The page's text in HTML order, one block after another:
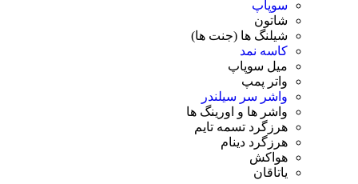
سوپاپ
شاتون
شیلنگ ها (جنت ها)
کاسه نمد
میل سوپاپ
واتر پمپ
واشر سر سیلندر
واشر ها و اورینگ ها
هرزگرد تسمه تایم
هرزگرد دینام
هواکش
یاتاقان